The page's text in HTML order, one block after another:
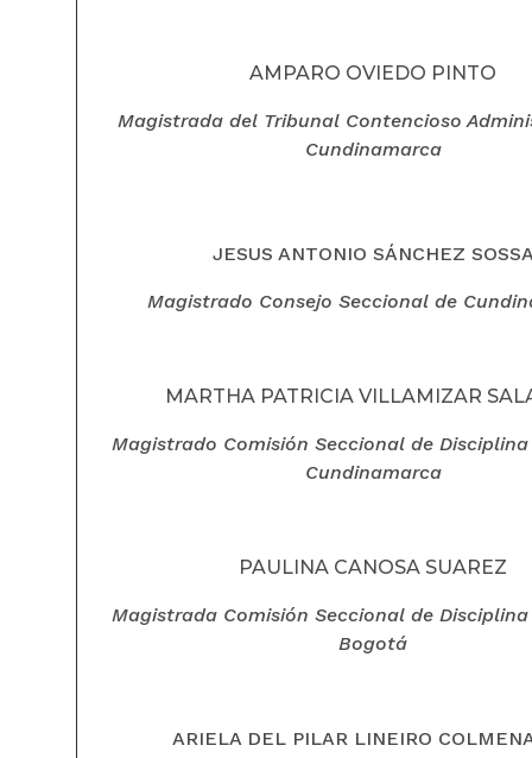
AMPARO OVIEDO PINTO
Magistrada del Tribunal Contencioso
Cundinamarca
JESUS ANTONIO SÁNCHEZ
Magistrado Consejo Seccional de
MARTHA PATRICIA VILLAMIZAR
Magistrado Comisión Seccional de
Cundinamarca
PAULINA CANOSA SUAREZ
Magistrada Comisión Seccional de
Bogotá
ARIELA DEL PILAR LINEIRO